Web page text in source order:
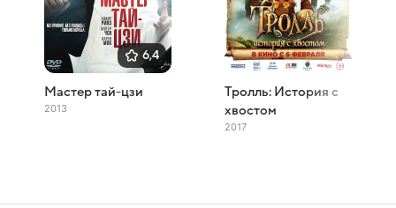
6,4
Мастер тай-цзи
2013
Тролль: История с
хвостом
2017